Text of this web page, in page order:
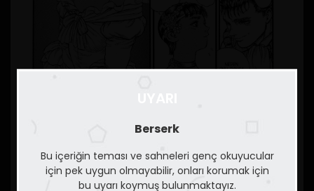
Berserk
Bu içeriğin teması ve sahneleri genç okuyucular
için pek uygun olmayabilir, onları korumak için
bu uyarı koymuş bulunmaktayız.